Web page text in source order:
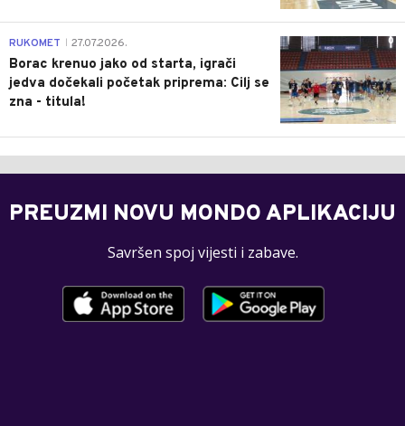
0
RUKOMET 27.07.2026.
Borac krenuo jako od starta, igrači
jedva dočekali početak priprema: Cilj se
zna - titula!
PREUZMI NOVU MONDO APLIKACIJU
Savršen spoj vijesti i zabave.